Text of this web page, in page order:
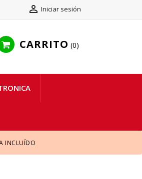
 Iniciar sesión
CARRITO 0
INCLUÍDO